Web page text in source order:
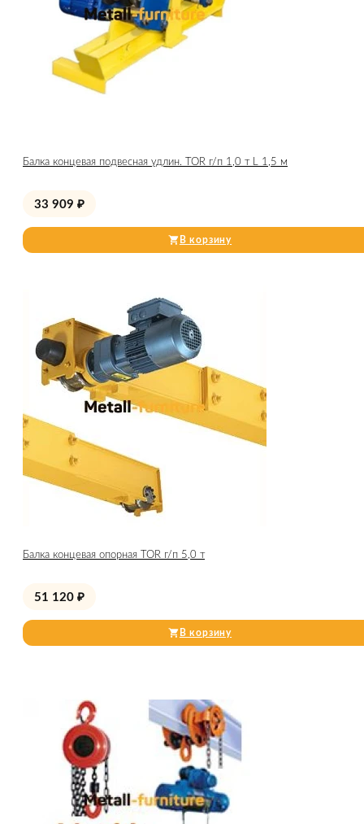
Балка концевая подвесная удлин. TOR г/п 1,0 т L 1,5 м
33 909 ₽
В корзину
Балка концевая опорная TOR г/п 5,0 т
51 120 ₽
В корзину